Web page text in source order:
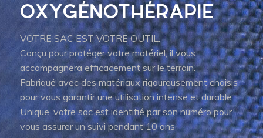
OXYGÉNOTHÉRAPIE
VOTRE SAC EST VOTRE OUTIL.
Conçu pour protéger votre matériel, il vous
accompagnera efficacement sur le terrain.
Fabriqué avec des matériaux rigoureusement choisis
pour vous garantir une utilisation intense et durable.
Unique, votre sac est identifié par son numéro pour
vous assurer un suivi pendant 10 ans